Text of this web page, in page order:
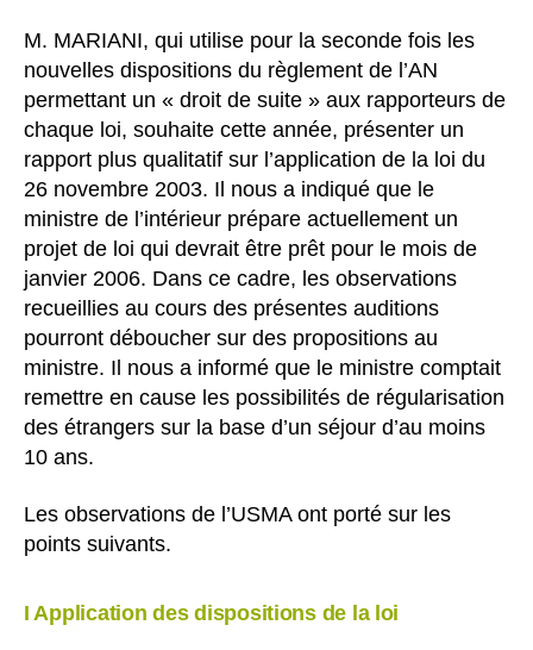
M. MARIANI, qui utilise pour la seconde fois les
nouvelles dispositions du règlement de l’AN
permettant un « droit de suite » aux rapporteurs de
chaque loi, souhaite cette année, présenter un
rapport plus qualitatif sur l’application de la loi du
26 novembre 2003. Il nous a indiqué que le
ministre de l’intérieur prépare actuellement un
projet de loi qui devrait être prêt pour le mois de
janvier 2006. Dans ce cadre, les observations
recueillies au cours des présentes auditions
pourront déboucher sur des propositions au
ministre. Il nous a informé que le ministre comptait
remettre en cause les possibilités de régularisation
des étrangers sur la base d’un séjour d’au moins
10 ans.
Les observations de l’USMA ont porté sur les
points suivants.
I Application des dispositions de la loi